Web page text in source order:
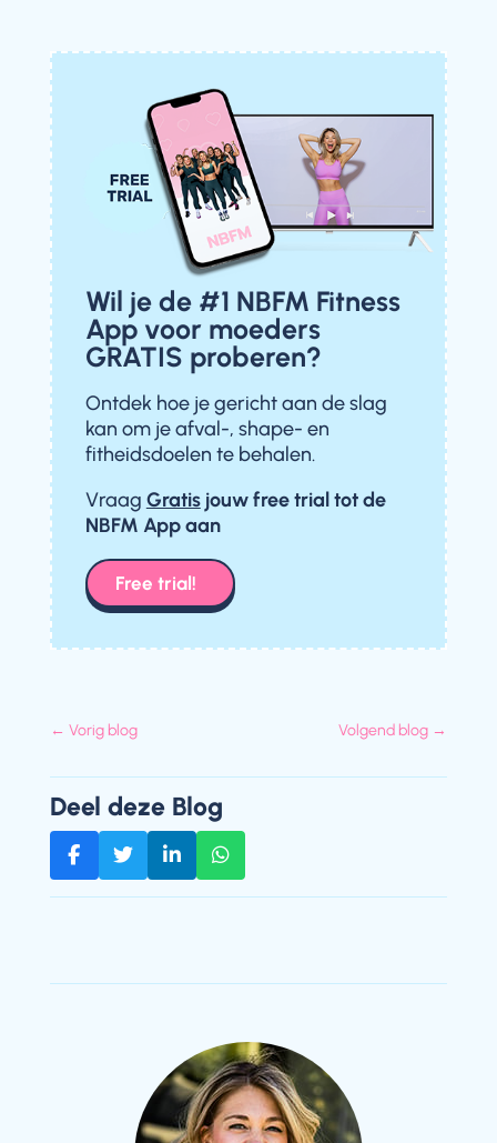
Wil je de #1 NBFM Fitness
App voor moeders
GRATIS proberen?
Ontdek hoe je gericht aan de slag
kan om je afval-, shape- en
fitheidsdoelen te behalen.
Vraag Gratisjouw free trialtot de
NBFM App aan
Free trial!
← Vorig blog Volgend blog →
Deel deze Blog